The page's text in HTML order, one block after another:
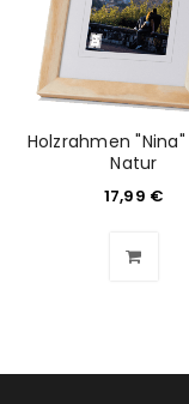
ANMELDEN
Benutzername
Passwort*
Holzrahmen "Nina"
Natur
17,99 €